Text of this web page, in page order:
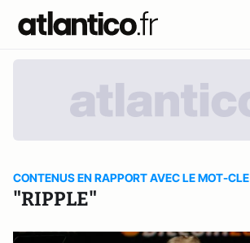
CONTENUS EN RAPPORT AVEC LE MOT-CLE
"RIPPLE"